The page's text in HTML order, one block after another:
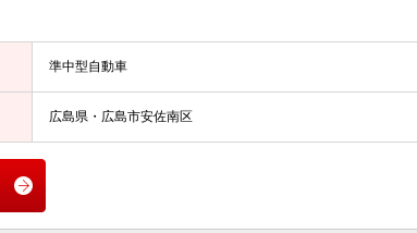
準中型自動車
広島県・広島市安佐南区